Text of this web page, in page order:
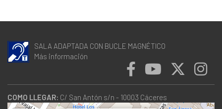
SALA ADAPTADA CON BUCLE MAGNÉTICO
Más información
COMO LLEGAR: C/ San Antón s/n - 10003 Cáceres